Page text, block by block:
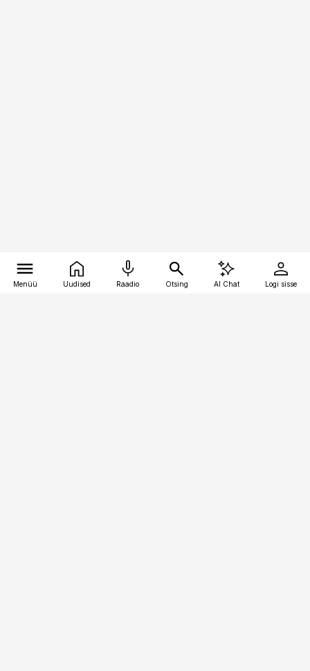
Menüü Uudised Raadio Otsing AI Chat Logi sisse